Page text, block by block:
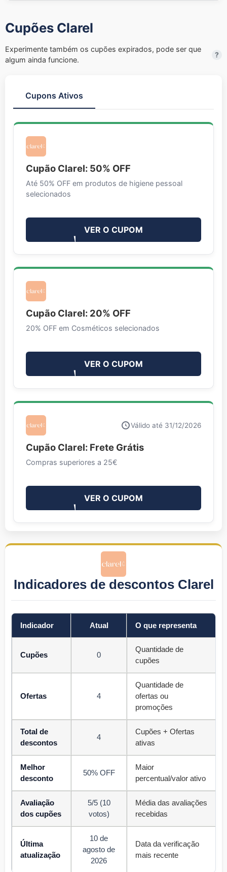
Cupões Clarel
Experimente também os cupões expirados, pode ser que
algum ainda funcione.
?
Cupons Ativos
Cupão Clarel: 50% OFF
Até 50% OFF em produtos de higiene pessoal
selecionados
VER O CUPOM
Cupão Clarel: 20% OFF
20% OFF em Cosméticos selecionados
VER O CUPOM
Válido até 31/12/2026
Cupão Clarel: Frete Grátis
Compras superiores a 25€
VER O CUPOM
Indicadores de descontos Clarel
Indicador Atual O que representa
Cupões 0
Quantidade de
cupões
Ofertas 4
Quantidade de
ofertas ou
promoções
Total de
descontos
4
Cupões + Ofertas
ativas
Melhor
desconto
50% OFF
Maior
percentual/valor ativo
Avaliação
dos cupões
5/5 (10
votos)
Média das avaliações
recebidas
Última
atualização
10 de
agosto de
2026
Data da verificação
mais recente